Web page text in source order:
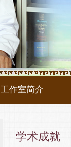
工作室简介
学术成就